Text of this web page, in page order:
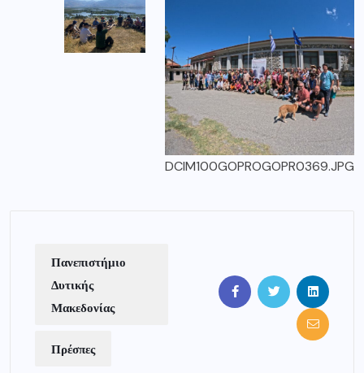
DCIM100GOPROGOPR0369.JPG
Πανεπιστήμιο
Δυτικής
Μακεδονίας
Πρέσπες